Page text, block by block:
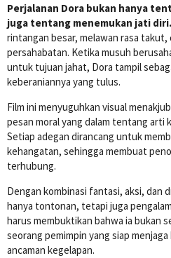
Perjalanan Dora bukan hanya
juga tentang menemukan jati diri.
rintangan besar, melawan rasa takut,
persahabatan. Ketika musuh
untuk tujuan jahat, Dora tampil
keberaniannya yang tulus.
Film ini menyuguhkan visual
pesan moral yang dalam tentang arti
Setiap adegan dirancang untuk
kehangatan, sehingga membuat
terhubung.
Dengan kombinasi fantasi, aksi, dan
hanya tontonan, tetapi juga
harus membuktikan bahwa ia bukan
seorang pemimpin yang siap
ancaman kegelapan.